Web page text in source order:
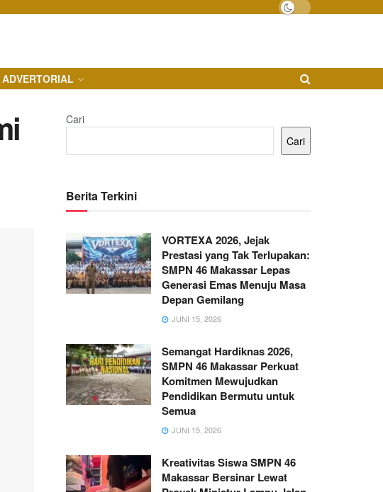
ADVERTORIAL
Cari
Cari
Berita Terkini
VORTEXA 2026, Jejak
Prestasi yang Tak Terlupakan:
SMPN 46 Makassar Lepas
Generasi Emas Menuju Masa
Depan Gemilang
JUNI 15, 2026
Semangat Hardiknas 2026,
SMPN 46 Makassar Perkuat
Komitmen Mewujudkan
Pendidikan Bermutu untuk
Semua
JUNI 15, 2026
Kreativitas Siswa SMPN 46
Makassar Bersinar Lewat